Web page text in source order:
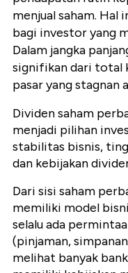
menjual saham.
bagi investor yang
Dalam jangka
signifikan dari total
pasar yang stagnan
Dividen saham
menjadi pilihan
stabilitas bisnis,
dan kebijakan
Dari sisi saham
memiliki model
selalu ada
(pinjaman,
melihat banyak